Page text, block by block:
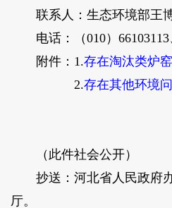
联系人：生态环境部王
电话：（010）66103113
附件：1.存在淘汰类炉
2.存在其他环境
（此件社会公开）
抄送：河北省人民政府
厅。